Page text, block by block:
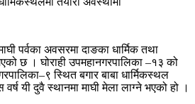
पर्वका अवसरमा दाङका धार्मिक तथा
छ । घोराही उपमहानगरपालिका –१३ को
स्थित बगार बाबा धार्मिकस्थल
वर्ष यी दुवै स्थानमा माघी मेला लाग्ने भएको हो ।